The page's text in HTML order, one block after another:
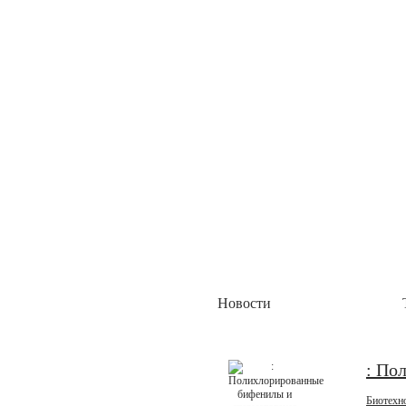
Новости
Академия Биотехнологии
ГК Алкор Био получила регистрационное
коронавируса SARS-CoV-2 методом ОТ-ПЦР с
: